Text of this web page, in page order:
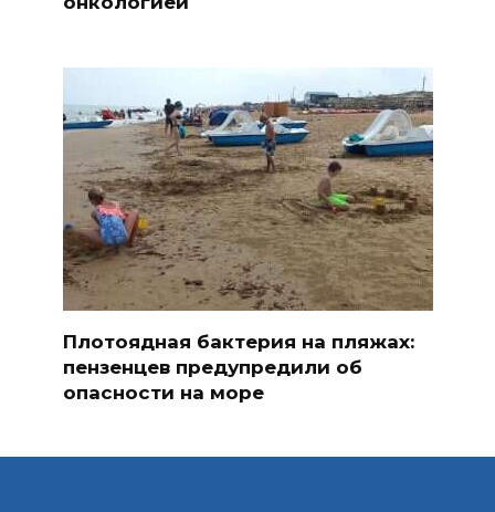
Плотоядная бактерия на пляжах:
пензенцев предупредили об
опасности на море